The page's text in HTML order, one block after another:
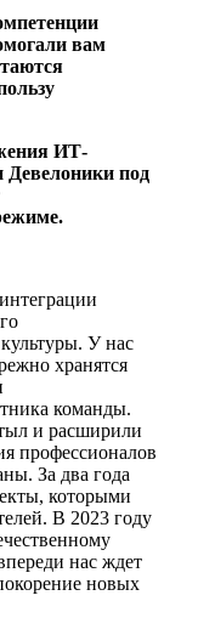
вам
ИТ-
Девелоники под
У нас
хранятся
команды.
и расширили
профессионалов
За два года
которыми
В 2023 году
нас ждет
новых